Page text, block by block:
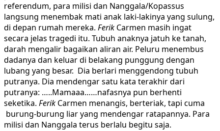
referendum, para milisi dan Nanggala/Kopassus
langsung menembak mati anak laki-lakinya yang sulung,
di depan rumah mereka. Ferik Carmen masih ingat
secara jelas tragedi itu. Tubuh anaknya jatuh ke tanah,
darah mengalir bagaikan aliran air. Peluru menembus
dadanya dan keluar di belakang punggung dengan
lubang yang besar. Dia berlari menggendong tubuh
putranya. Dia mendengar satu kata terakhir dari
putranya: …..Mamaaa……nafasnya pun berhenti
seketika. Ferik Carmen menangis, berteriak, tapi cuma
burung-burung liar yang mendengar ratapannya. Para
milisi dan Nanggala terus berlalu begitu saja.